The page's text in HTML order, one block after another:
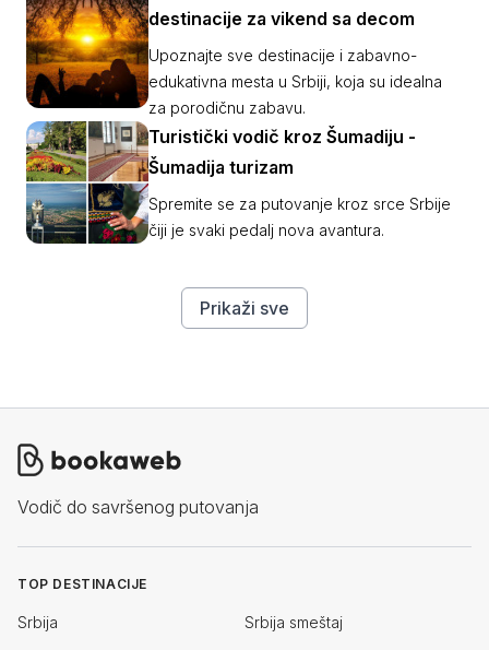
destinacije za vikend sa decom
Upoznajte sve destinacije i zabavno-
edukativna mesta u Srbiji, koja su idealna
za porodičnu zabavu.
Turistički vodič kroz Šumadiju -
Šumadija turizam
Spremite se za putovanje kroz srce Srbije
čiji je svaki pedalj nova avantura.
Prikaži sve
Vodič do savršenog putovanja
TOP DESTINACIJE
Srbija Srbija smeštaj